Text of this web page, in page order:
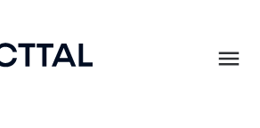
menu